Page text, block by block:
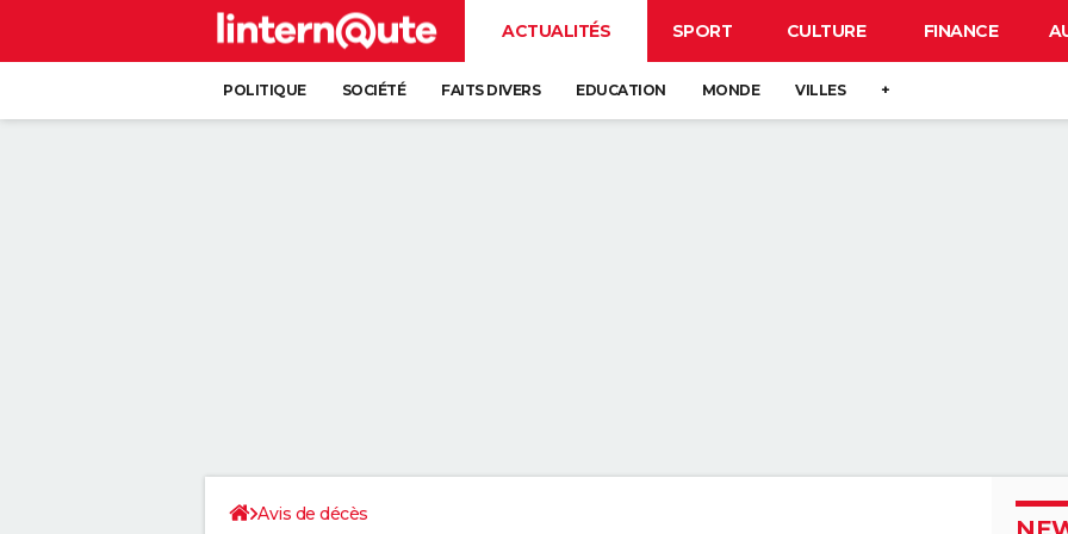
ACTUALITÉS SPORT CULTURE FINANCE
POLITIQUE SOCIÉTÉ FAITS DIVERS EDUCATION MONDE VILLES +
Avis de décès